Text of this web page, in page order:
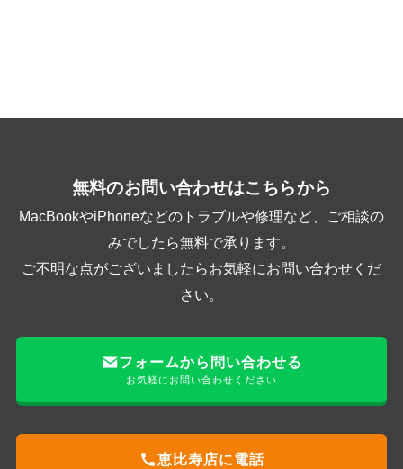
無料のお問い合わせはこちらから
MacBookやiPhoneなどのトラブルや修理など、ご相談の
みでしたら無料で承ります。
ご不明な点がございましたらお気軽にお問い合わせくだ
さい。
フォームから問い合わせる
お気軽にお問い合わせください
恵比寿店に電話